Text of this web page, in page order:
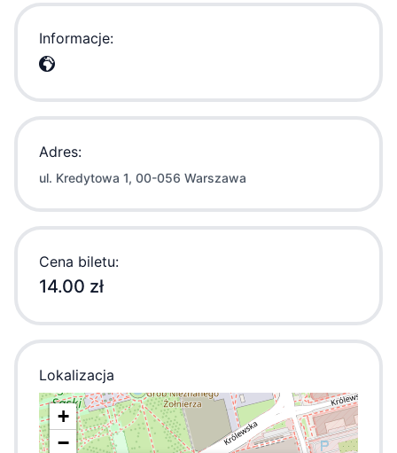
Informacje:
Adres:
ul. Kredytowa 1, 00-056 Warszawa
Cena biletu:
14.00 zł
Lokalizacja
+
−